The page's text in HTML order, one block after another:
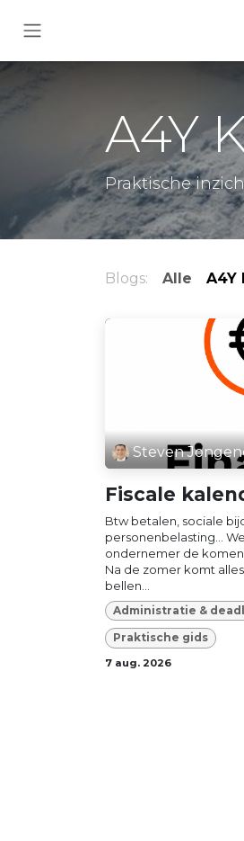
A4Y
Praktische
Blogs: Alle A4Y
Steven
Fiscale
Btw betalen, sociale
personenbelasting…
ondernemer de
Na de zomer komt
bellen...
Administratie &
Praktische gids
7 aug. 2026